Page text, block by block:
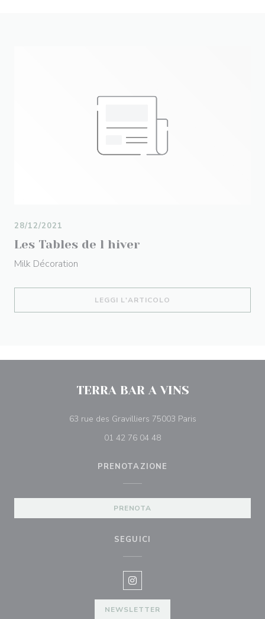
Les Tables de l hiver
28/12/2021
Milk Décoration
LEGGI L'ARTICOLO
TERRA BAR A VINS
63 rue des Gravilliers 75003 Paris((apre una nuova
01 42 76 04 48
PRENOTAZIONE
PRENOTA
SEGUICI
Instagram ((apre una nuova
NEWSLETTER